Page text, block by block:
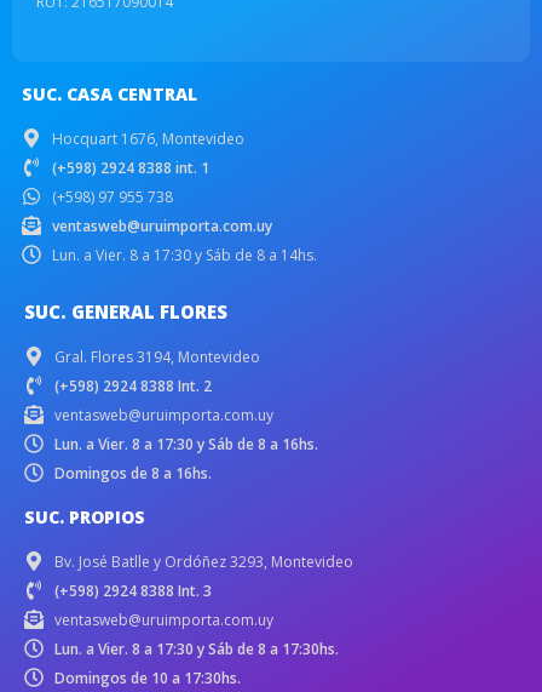
SUC. CASA CENTRAL
Hocquart 1676, Montevideo
(+598) 2924 8388 int. 1
(+598) 97 955 738
ventasweb@uruimporta.com.uy
Lun. a Vier. 8 a 17:30 y Sáb de 8 a 14hs.
SUC. GENERAL FLORES
Gral. Flores 3194, Montevideo
(+598) 2924 8388 Int. 2
ventasweb@uruimporta.com.uy
Lun. a Vier. 8 a 17:30 y Sáb de 8 a 16hs.
Domingos de 8 a 16hs.
SUC. PROPIOS
Bv. José Batlle y Ordóñez 3293, Montevideo
(+598) 2924 8388 Int. 3
ventasweb@uruimporta.com.uy
Lun. a Vier. 8 a 17:30 y Sáb de 8 a 17:30hs.
Domingos de 10 a 17:30hs.